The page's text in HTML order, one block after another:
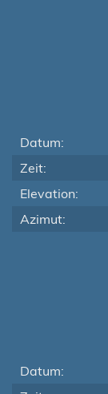
Datum:
Zeit:
Elevation:
Azimut:
Datum: